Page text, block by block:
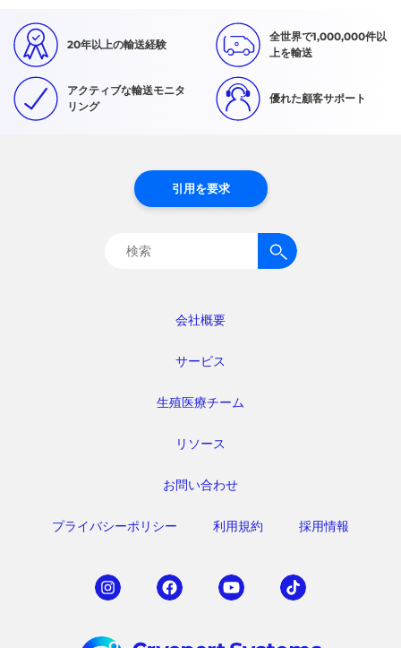
20年以上の輸送経験
全世界で1,000,000件以
上を輸送
アクティブな輸送モニタ
リング
優れた顧客サポート
会社概要
サービス
生殖医療チーム
リソース
お問い合わせ
プライバシーポリシー 利用規約 採用情報
引用を要求
検